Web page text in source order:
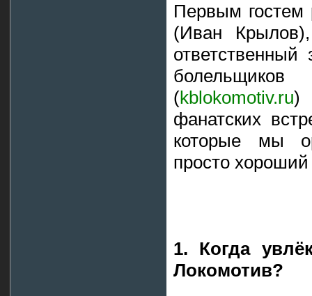
Первым гостем
(Иван
болельщиков
(kblokomotiv.ru)
фанатских
которые мы
просто
1. Когда
Локомотив?